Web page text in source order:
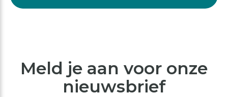
Meld je aan voor onze
nieuwsbrief